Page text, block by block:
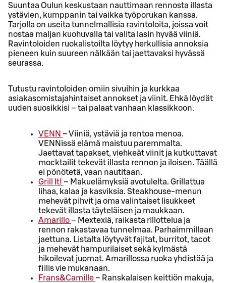
Suuntaa Oulun keskustaan nauttimaan rennosta illasta
ystävien, kumppanin tai vaikka työporukan kanssa.
Tarjolla on useita tunnelmallisia ravintoloita, joissa voit
nostaa maljan kuohuvalla tai valita lasin hyvää viiniä.
Ravintoloiden ruokalistoilta löytyy herkullisia annoksia
pieneen kuin suureen nälkään tai jaettavaksi hyvässä
seurassa.
Tutustu ravintoloiden omiin sivuihin ja kurkkaa
asiakasomistajahintaiset annokset ja viinit. Ehkä löydät
uuden suosikkisi – tai palaat vanhaan klassikkoon.
VENN – Viiniä, ystäviä ja rentoa menoa.
VENNissä elämä maistuu paremmalta.
Jaettavat tapakset, viehkeät viinit ja kutkuttavat
mocktailit tekevät illasta rennon ja iloisen. Täällä
ei pönötetä, vaan nautitaan.
Grill It! – Makuelämyksiä avotulelta. Grillattua
lihaa, kalaa ja kasviksia. Steakhouse-menun
mehevät pihvit ja oma valintaiset lisukkeet
tekevät illasta täyteläisen ja maukkaan.
Amarillo – Mextexiä, raikasta rillottelua ja
rennon rakastavaa tunnelmaa. Parhaimmillaan
jaettuna. Listalta löytyvät fajitat, burritot, tacot
ja mehevät hampurilaiset sekä kylmästä
hikoilevat juomat. Amarillossa ruoka yhdistää ja
fiilis vie mukanaan.
Frans&Camille – Ranskalaisen keittiön makuja,